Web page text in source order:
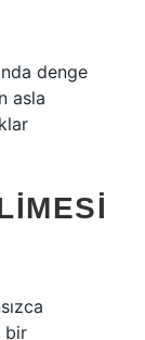
denge
asla
bir